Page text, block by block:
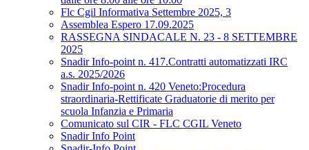
Flc Cgil Informativa Settembre 2025, 3
Assemblea Espero 17.09.2025
RASSEGNA SINDACALE N. 23 - 8 SETTEMBRE
2025
Snadir Info-point n. 417.Contratti automatizzati IRC
a.s. 2025/2026
Snadir Info-point n. 420 Veneto:Procedura
straordinaria-Rettificate Graduatorie di merito per
scuola Infanzia e Primaria
Comunicato sul CIR - FLC CGIL Veneto
Snadir Info Point